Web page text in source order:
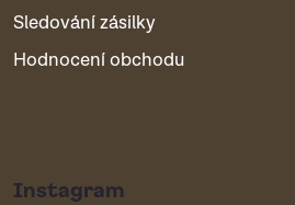
Sledování zásilky
Hodnocení obchodu
Instagram